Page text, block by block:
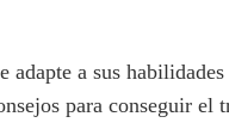
adapte a sus
para conseguir el